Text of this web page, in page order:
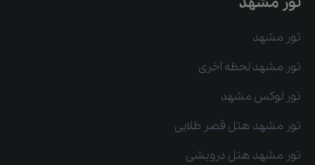
تور مشهد
تور مشهد لحظه آخری
تور لوکس مشهد
تور مشهد هتل قصر طلایی
تور مشهد هتل درویشی